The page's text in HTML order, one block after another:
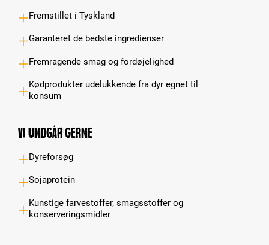
Fremstillet i Tyskland
Garanteret de bedste ingredienser
Fremragende smag og fordøjelighed
Kødprodukter udelukkende fra dyr egnet til
konsum
Vi undgår gerne
Dyreforsøg
Sojaprotein
Kunstige farvestoffer, smagsstoffer og
konserveringsmidler